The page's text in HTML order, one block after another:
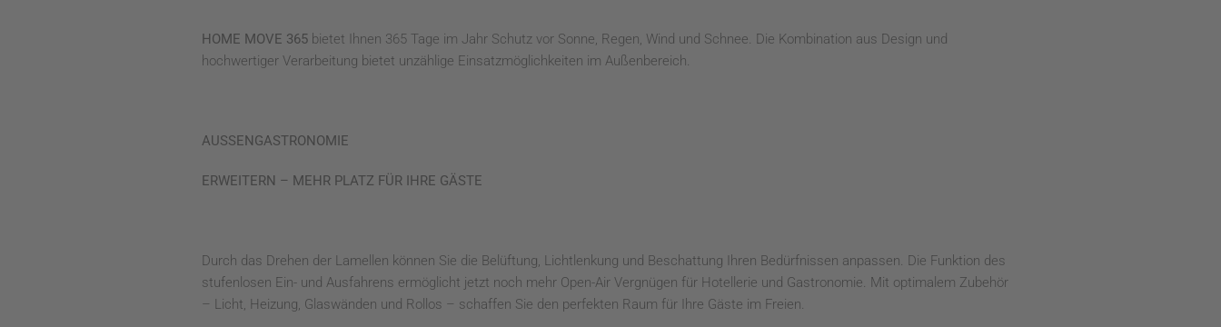
HOME MOVE 365 bietet Ihnen 365 Tage im Jahr Schutz vor Sonne, Regen, Wind und Schnee. Die Kombination aus Design und
hochwertiger Verarbeitung bietet unzählige Einsatzmöglichkeiten im Außenbereich.
AUSSENGASTRONOMIE
ERWEITERN – MEHR PLATZ FÜR IHRE GÄSTE
Durch das Drehen der Lamellen können Sie die Belüftung, Lichtlenkung und Beschattung Ihren Bedürfnissen anpassen. Die Funktion des
stufenlosen Ein- und Ausfahrens ermöglicht jetzt noch mehr Open-Air Vergnügen für Hotellerie und Gastronomie. Mit optimalem Zubehör
– Licht, Heizung, Glaswänden und Rollos – schaffen Sie den perfekten Raum für Ihre Gäste im Freien.